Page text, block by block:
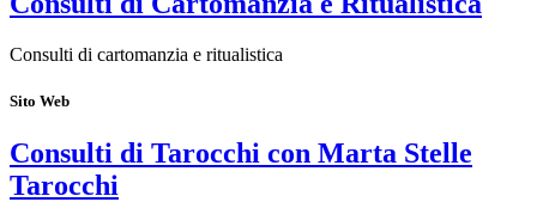
Consulti di cartomanzia e ritualistica
Sito Web
Consulti di Tarocchi con Marta Stelle
Tarocchi